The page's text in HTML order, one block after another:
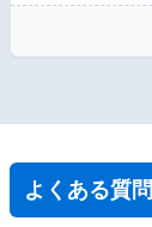
よくある質問